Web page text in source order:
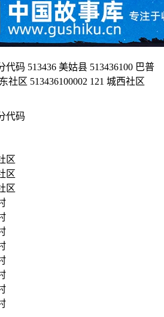
码 513436 美姑县 513436100 巴普
社区 513436100002 121 城西社区
代码
区
区
区